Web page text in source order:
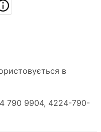
в
790 9904, 4224-790-